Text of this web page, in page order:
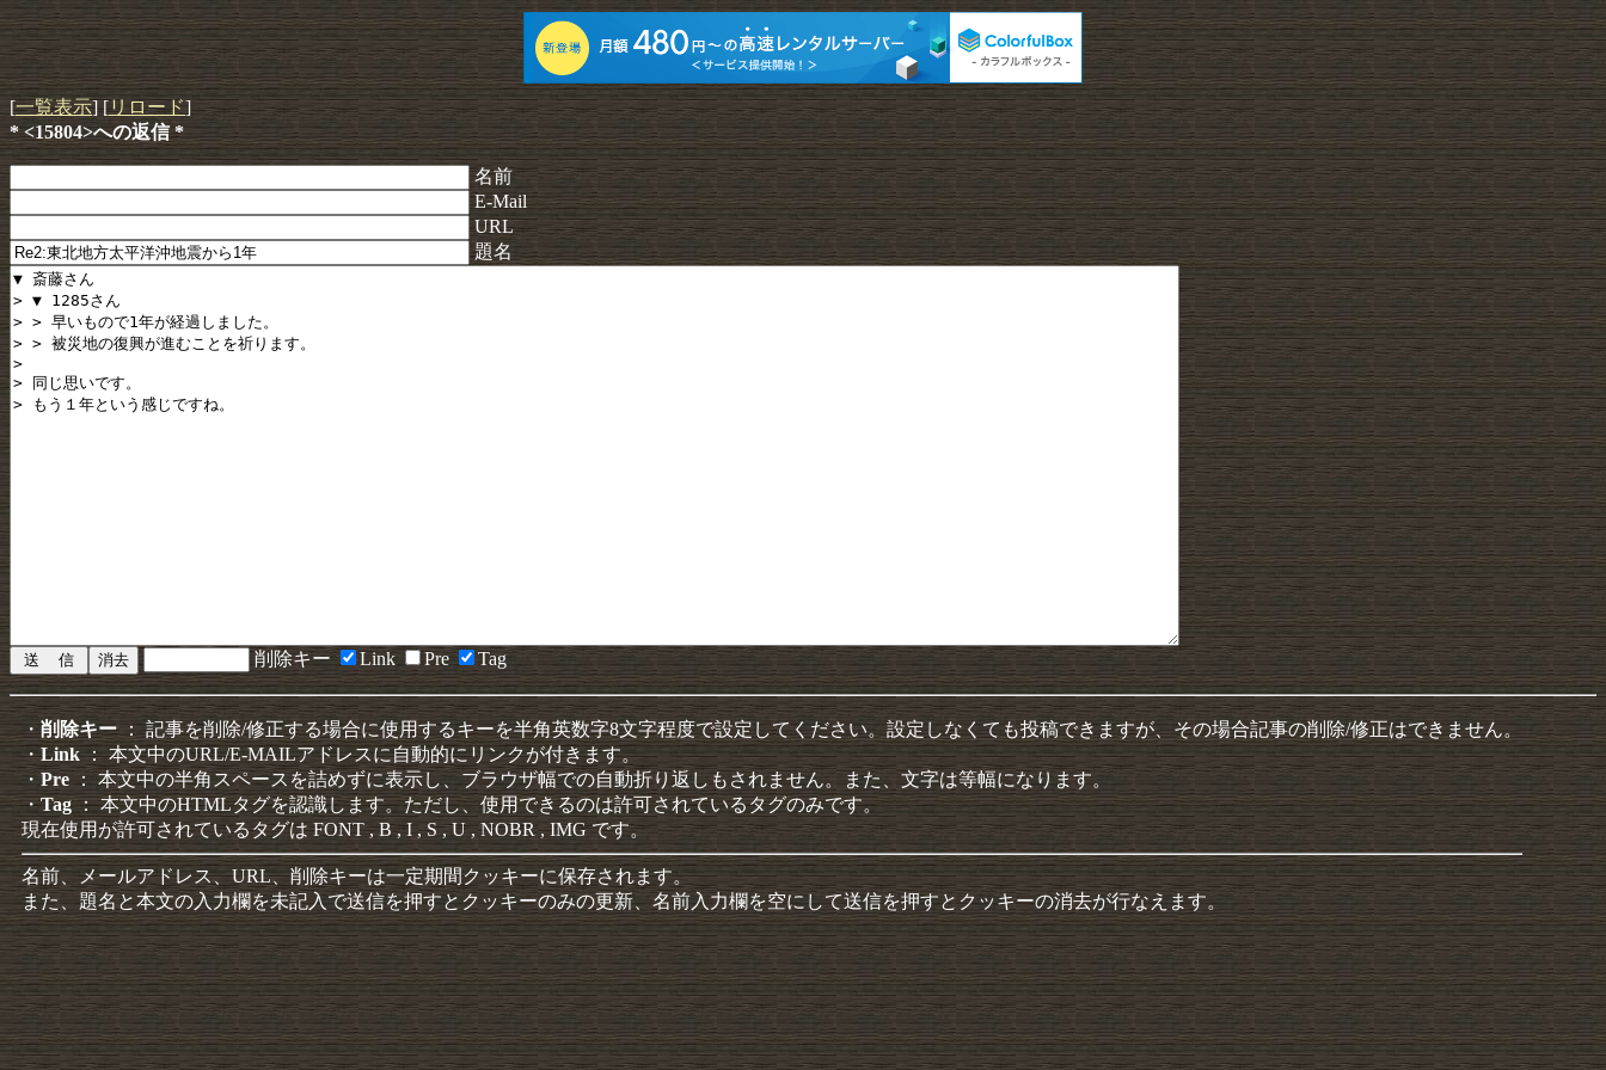
[一覧表示] [リロード]
* <15804>への返信 *
名前
E-Mail
URL
題名
削除キー Link Pre Tag
・ 削除キー： 記事を削除/修正する場合に使用するキーを半角英数字8文字程度で設定してください。設定しなくても投稿できますが、その場合記事の削除/修正はできません。
・Link： 本文中のURL/E-MAILアドレスに自動的にリンクが付きます。
・Pre ： 本文中の半角スペースを詰めずに表示し、ブラウザ幅での自動折り返しもされません。また、文字は等幅になります。
・Tag： 本文中のHTMLタグを認識します。ただし、使用できるのは許可されているタグのみです。
現在使用が許可されているタグは FONT , B , I , S , U , NOBR , IMG です。
名前、メールアドレス、URL、削除キーは一定期間クッキーに保存されます。
また、題名と本文の入力欄を未記入で送信を押すとクッキーのみの更新、名前入力欄を空にして送信を押すとクッキーの消去が行なえます。